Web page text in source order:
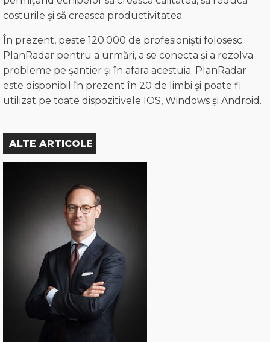
costurile și să creasca productivitatea.
În prezent, peste 120.000 de profesioniști folosesc
PlanRadar pentru a urmări, a se conecta și a rezolva
probleme pe șantier și în afara acestuia. PlanRadar
este disponibil în prezent în 20 de limbi și poate fi
utilizat pe toate dispozitivele IOS, Windows și Android.
ALTE ARTICOLE